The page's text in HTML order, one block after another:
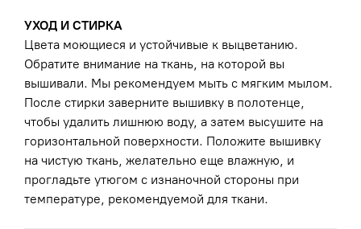
УХОД И СТИРКА
Цвета моющиеся и устойчивые к выцветанию.
Обратите внимание на ткань, на которой вы
вышивали. Мы рекомендуем мыть с мягким мылом.
После стирки заверните вышивку в полотенце,
чтобы удалить лишнюю воду, а затем высушите на
горизонтальной поверхности. Положите вышивку
на чистую ткань, желательно еще влажную, и
прогладьте утюгом с изнаночной стороны при
температуре, рекомендуемой для ткани.